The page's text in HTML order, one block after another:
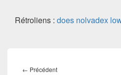
Rétroliens : does nolvadex
← Précédent